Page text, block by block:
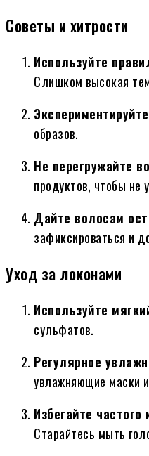
Советы и хитрости
Используйте
Слишком высокая
образов.
Не перегружайте
продуктов, чтобы не
Дайте волосам
зафиксироваться и
Уход за локонами
Используйте
сульфатов.
Регулярное
увлажняющие маски
Избегайте
Старайтесь мыть